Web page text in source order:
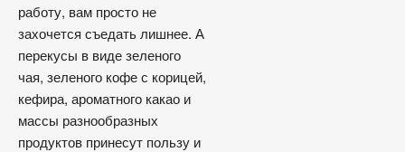
работу, вам просто не
захочется съедать лишнее. А
перекусы в виде зеленого
чая, зеленого кофе с корицей,
кефира, ароматного какао и
массы разнообразных
продуктов принесут пользу и